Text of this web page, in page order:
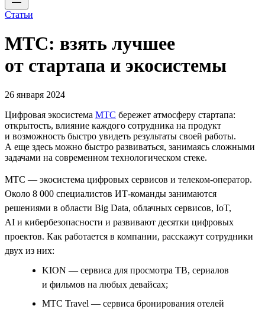
Статьи
МТС: взять лучшее
от стартапа и экосистемы
26 января 2024
Цифровая экосистема МТС бережет атмосферу стартапа:
открытость, влияние каждого сотрудника на продукт
и возможность быстро увидеть результаты своей работы.
А еще здесь можно быстро развиваться, занимаясь сложными
задачами на современном технологическом стеке.
МТС — экосистема цифровых сервисов и телеком-оператор.
Около 8 000 специалистов ИТ-команды занимаются
решениями в области Big Data, облачных сервисов, IoT,
AI и кибербезопасности и развивают десятки цифровых
проектов. Как работается в компании, расскажут сотрудники
двух из них:
KION — сервиса для просмотра ТВ, сериалов
и фильмов на любых девайсах;
МТС Travel — сервиса бронирования отелей